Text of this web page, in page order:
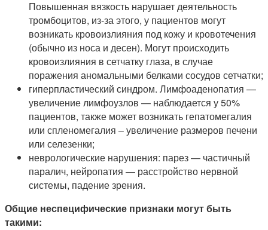
Повышенная вязкость нарушает деятельность
тромбоцитов, из-за этого, у пациентов могут
возникать кровоизлияния под кожу и кровотечения
(обычно из носа и десен). Могут происходить
кровоизлияния в сетчатку глаза, в случае
поражения аномальными белками сосудов сетчатки;
гиперпластический синдром. Лимфоаденопатия —
увеличение лимфоузлов — наблюдается у 50%
пациентов, также может возникать гепатомегалия
или спленомегалия – увеличение размеров печени
или селезенки;
неврологические нарушения: парез — частичный
паралич, нейропатия — расстройство нервной
системы, падение зрения.
Общие неспецифические признаки могут быть
такими: